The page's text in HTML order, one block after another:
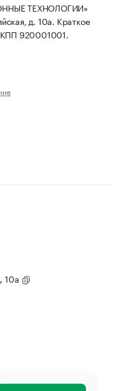
ТЕХНОЛОГИИ»
д. 10а. Краткое
920001001.
10а